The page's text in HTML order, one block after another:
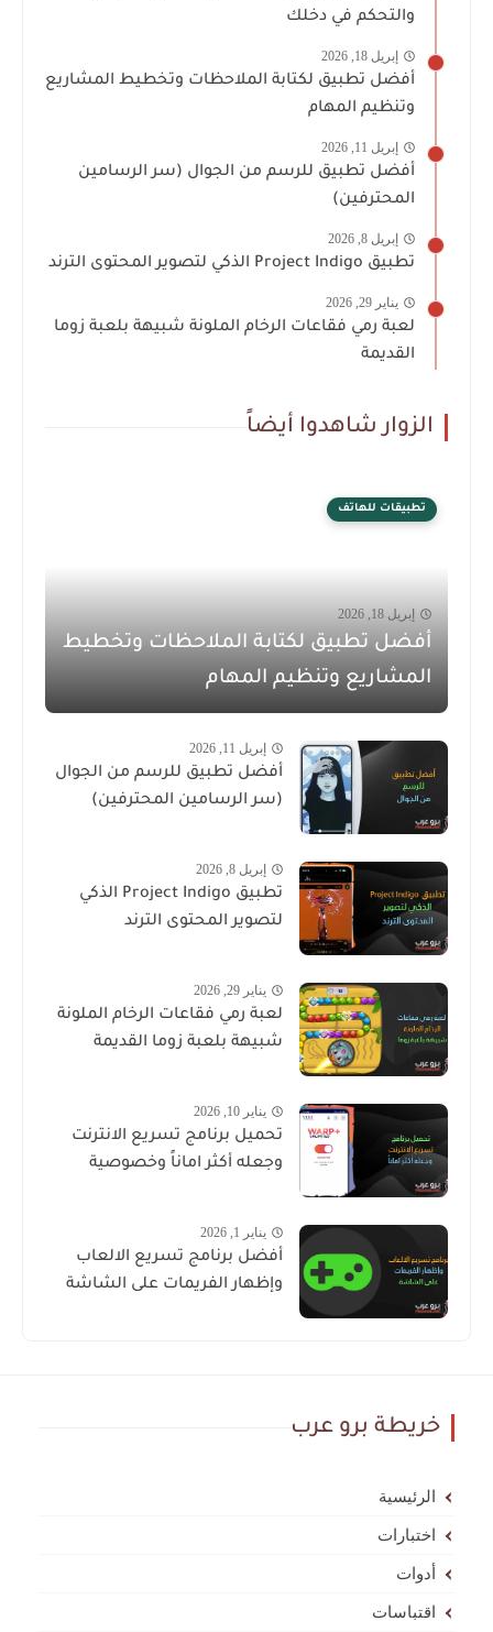
والتحكم في دخلك
إبريل 18, 2026
أفضل تطبيق لكتابة الملاحظات وتخطيط المشاريع
وتنظيم المهام
إبريل 11, 2026
أفضل تطبيق للرسم من الجوال (سر الرسامين
المحترفين)
إبريل 8, 2026
تطبيق Project Indigo الذكي لتصوير المحتوى الترند
يناير 29, 2026
لعبة رمي فقاعات الرخام الملونة شبيهة بلعبة زوما
القديمة
الزوار شاهدوا أيضاً
تطبيقات للهاتف
إبريل 18, 2026
أفضل تطبيق لكتابة الملاحظات وتخطيط
المشاريع وتنظيم المهام
إبريل 11, 2026
أفضل تطبيق للرسم من الجوال
(سر الرسامين المحترفين)
إبريل 8, 2026
تطبيق Project Indigo الذكي
لتصوير المحتوى الترند
يناير 29, 2026
لعبة رمي فقاعات الرخام الملونة
شبيهة بلعبة زوما القديمة
يناير 10, 2026
تحميل برنامج تسريع الانترنت
وجعله أكثر اماناً وخصوصية
يناير 1, 2026
أفضل برنامج تسريع الالعاب
وإظهار الفريمات على الشاشة
خريطة برو عرب
الرئيسية
اختبارات
أدوات
اقتباسات